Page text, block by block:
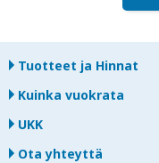
Tuotteet ja Hinnat
Kuinka vuokrata
UKK
Ota yhteyttä